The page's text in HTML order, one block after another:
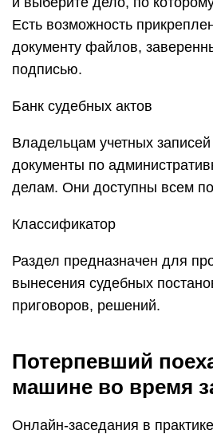
Есть возможность
документу файлов,
подписью.
Банк судебных актов
Владельцам учетных
документы по
делам. Они доступны всем
Классификатор
Раздел предназначен для
вынесения судебных
приговоров, решений.
Потерпевший
машине во время
Онлайн-заседания в